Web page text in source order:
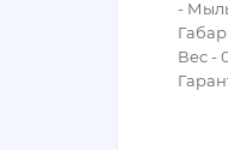
-
Вес -